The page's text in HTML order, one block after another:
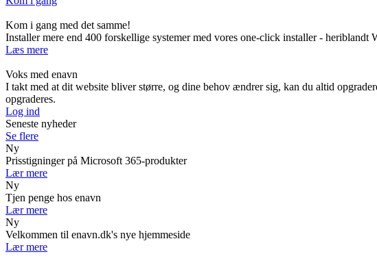
Kom i gang med det samme!
Installer mere end 400 forskellige systemer med vores one-click installer - heriblandt
Læs mere
Voks med enavn
I takt med at dit website bliver større, og dine behov ændrer sig, kan du altid
opgraderes.
Log ind
Seneste nyheder
Se flere
Ny
Prisstigninger på Microsoft 365-produkter
Lær mere
Ny
Tjen penge hos enavn
Lær mere
Ny
Velkommen til enavn.dk's nye hjemmeside
Lær mere